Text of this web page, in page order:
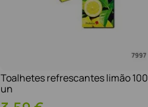
Toalhetes refrescantes limão 100
un